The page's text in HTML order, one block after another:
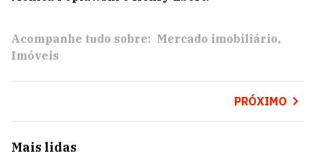
Acompanhe tudo sobre: Mercado imobiliário
Imóveis
PRÓXIMO
Mais lidas